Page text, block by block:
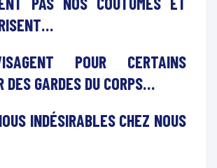
POUR CERTAINS
DES GARDES DU CORPS…
INDÉSIRABLES CHEZ NOUS